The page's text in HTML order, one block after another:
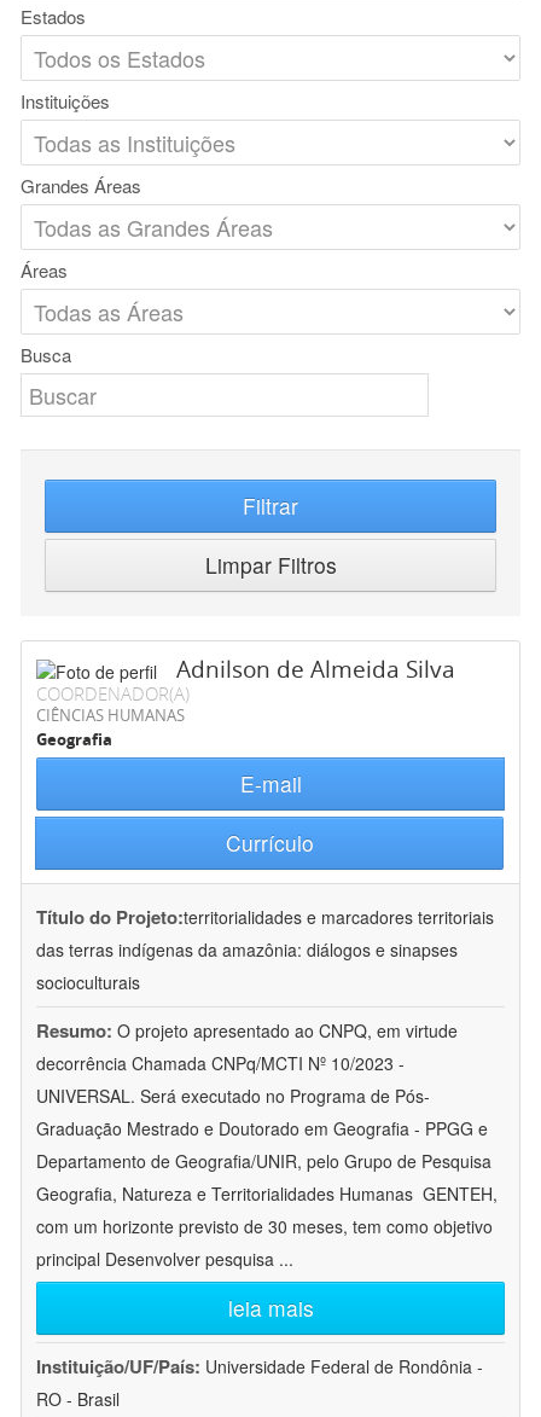
Estados
Instituições
Grandes Áreas
Áreas
Busca
Filtrar
Limpar Filtros
Adnilson de Almeida Silva
COORDENADOR(A)
CIÊNCIAS HUMANAS
Geografia
E-mail
Currículo
Título do Projeto:territorialidades e marcadores territoriais
das terras indígenas da amazônia: diálogos e sinapses
socioculturais
Resumo: O projeto apresentado ao CNPQ, em virtude
decorrência Chamada CNPq/MCTI Nº 10/2023 -
UNIVERSAL. Será executado no Programa de Pós-
Graduação Mestrado e Doutorado em Geografia - PPGG e
Departamento de Geografia/UNIR, pelo Grupo de Pesquisa
Geografia, Natureza e Territorialidades Humanas  GENTEH,
com um horizonte previsto de 30 meses, tem como objetivo
principal Desenvolver pesquisa ...
leia mais
Instituição/UF/País: Universidade Federal de Rondônia -
RO - Brasil